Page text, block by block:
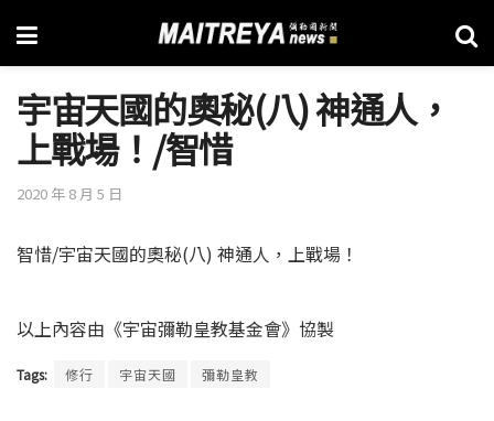
宇宙天國的奧秘(八) 神通人，
上戰場！/智惜
2020 年 8 月 5 日
智惜/宇宙天國的奧秘(八) 神通人，上戰場！
以上內容由《宇宙彌勒皇教基金會》協製
Tags: 修行 宇宙天國 彌勒皇教